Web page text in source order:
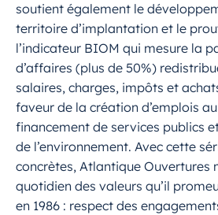
soutient également le
territoire d’implantation et le
l’indicateur BIOM qui mesure la
d’affaires (plus de 50%)
salaires, charges, impôts et
faveur de la création d’emplois
financement de services publics
de l’environnement. Avec cette
concrètes, Atlantique Ouvertures
quotidien des valeurs qu’il
en 1986 : respect des